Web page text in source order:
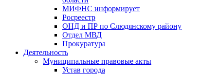
МИФНС информирует
Росреестр
ОНД и ПР по Слюдянскому району
Отдел МВД
Прокуратура
Деятельность
Муниципальные правовые акты
Устав города